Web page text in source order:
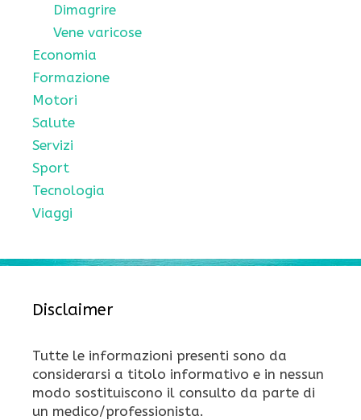
Dimagrire
Vene varicose
Economia
Formazione
Motori
Salute
Servizi
Sport
Tecnologia
Viaggi
Disclaimer
Tutte le informazioni presenti sono da
considerarsi a titolo informativo e in nessun
modo sostituiscono il consulto da parte di
un medico/professionista.